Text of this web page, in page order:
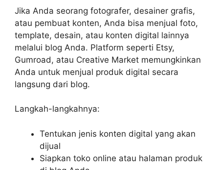
Jika Anda seorang fotografer, desainer grafis,
atau pembuat konten, Anda bisa menjual foto,
template, desain, atau konten digital lainnya
melalui blog Anda. Platform seperti Etsy,
Gumroad, atau Creative Market memungkinkan
Anda untuk menjual produk digital secara
langsung dari blog.
Langkah-langkahnya:
Tentukan jenis konten digital yang akan
dijual
Siapkan toko online atau halaman produk